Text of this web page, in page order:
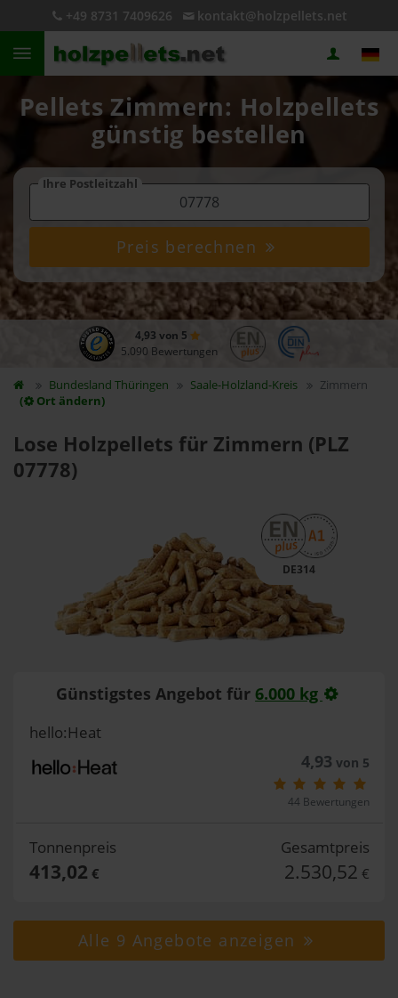
+49 8731 7409626 kontakt@holzpellets.net
Pellets Zimmern: Holzpellets
günstig bestellen
Ihre Postleitzahl
Preis berechnen
4,93 von 5
5.090 Bewertungen
Bundesland Thüringen Saale-Holzland-Kreis
Zimmern
(
Ort ändern)
Lose Holzpellets für Zimmern (PLZ
07778)
DE314
Günstigstes Angebot für 6.000 kg
hello:Heat
4,93 von 5
44 Bewertungen
Tonnenpreis
413,02 €
Gesamtpreis
2.530,52 €
Alle 9 Angebote anzeigen